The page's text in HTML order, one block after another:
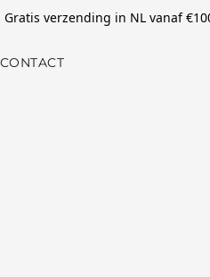
verzending in NL vanaf
CONTACT